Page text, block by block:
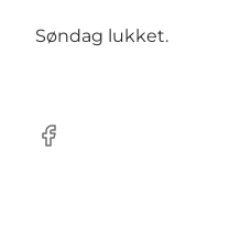
Søndag lukket.
Facebook